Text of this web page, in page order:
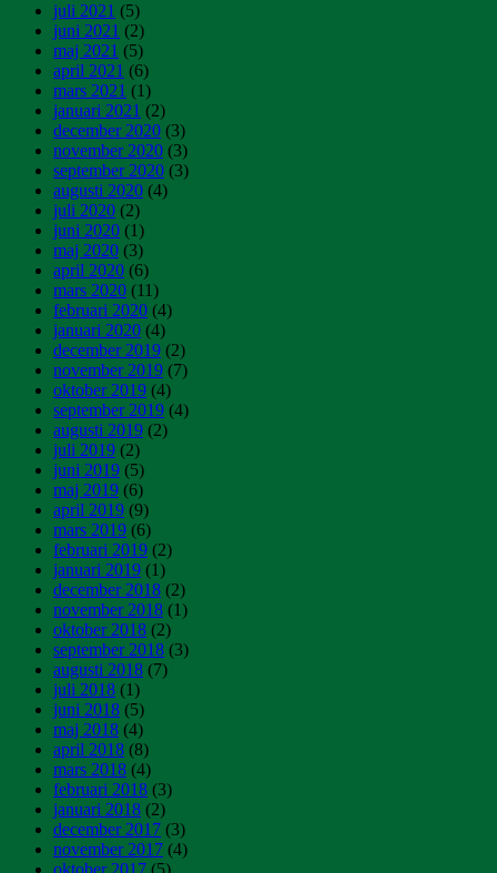
juli 2021 (5)
juni 2021 (2)
maj 2021 (5)
april 2021 (6)
mars 2021 (1)
januari 2021 (2)
december 2020 (3)
november 2020 (3)
september 2020 (3)
augusti 2020 (4)
juli 2020 (2)
juni 2020 (1)
maj 2020 (3)
april 2020 (6)
mars 2020 (11)
februari 2020 (4)
januari 2020 (4)
december 2019 (2)
november 2019 (7)
oktober 2019 (4)
september 2019 (4)
augusti 2019 (2)
juli 2019 (2)
juni 2019 (5)
maj 2019 (6)
april 2019 (9)
mars 2019 (6)
februari 2019 (2)
januari 2019 (1)
december 2018 (2)
november 2018 (1)
oktober 2018 (2)
september 2018 (3)
augusti 2018 (7)
juli 2018 (1)
juni 2018 (5)
maj 2018 (4)
april 2018 (8)
mars 2018 (4)
februari 2018 (3)
januari 2018 (2)
december 2017 (3)
november 2017 (4)
oktober 2017 (5)